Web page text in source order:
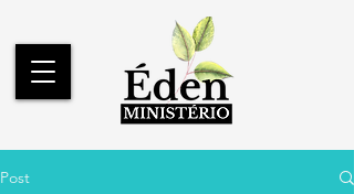
Post